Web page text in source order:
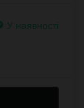
У наявності